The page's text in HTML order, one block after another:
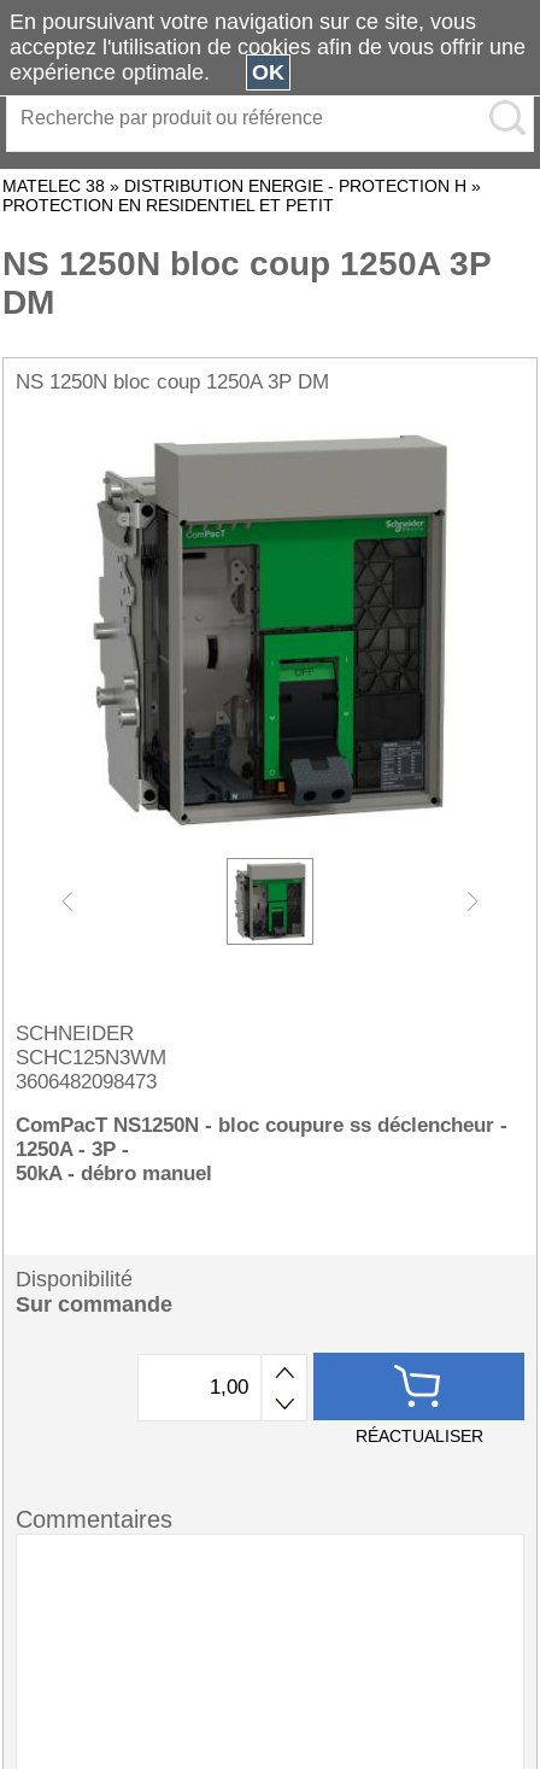
MATELEC 38 » DISTRIBUTION ENERGIE - PROTECTION H »
PROTECTION EN RESIDENTIEL ET PETIT
NS 1250N bloc coup 1250A 3P
DM
NS 1250N bloc coup 1250A 3P DM
SCHNEIDER
SCHC125N3WM
3606482098473
ComPacT NS1250N - bloc coupure ss déclencheur -
1250A - 3P -
50kA - débro manuel
Disponibilité
Sur commande
RÉACTUALISER
Commentaires
En poursuivant votre navigation sur ce site, vous
acceptez l'utilisation de cookies afin de vous offrir une
expérience optimale.
OK